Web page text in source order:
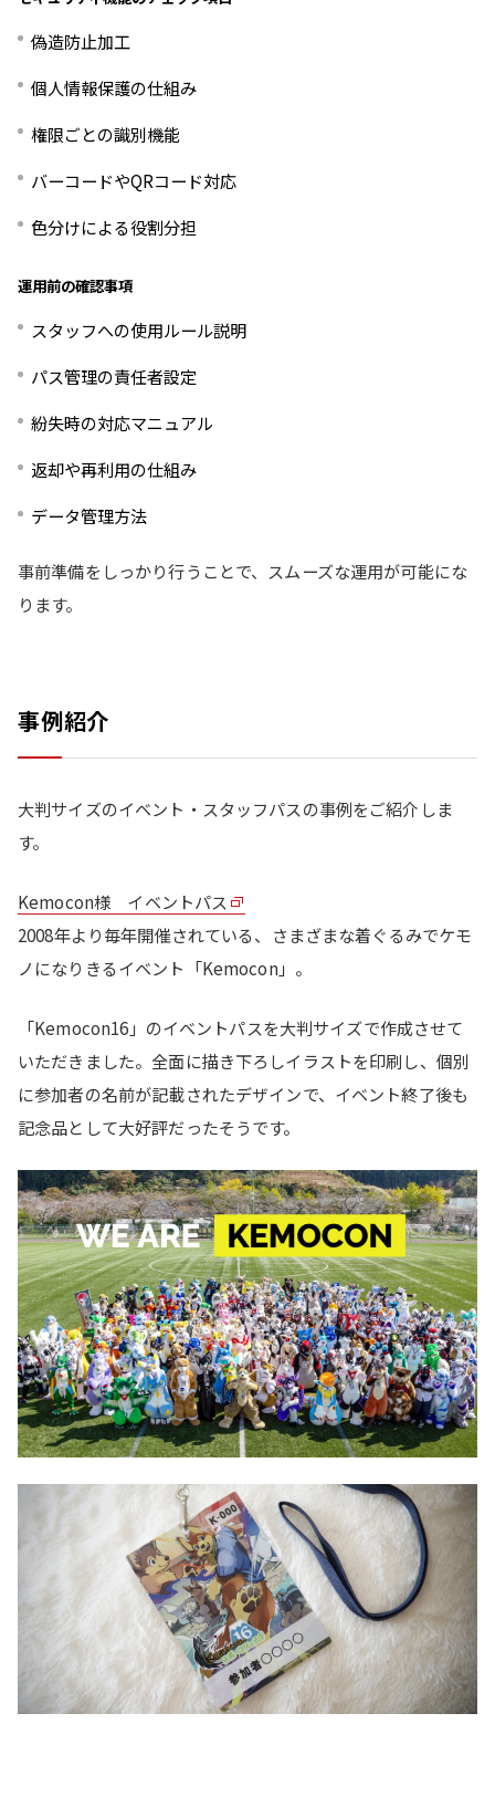
偽造防止加工
個人情報保護の仕組み
権限ごとの識別機能
バーコードやQRコード対応
色分けによる役割分担
運用前の確認事項
スタッフへの使用ルール説明
パス管理の責任者設定
紛失時の対応マニュアル
返却や再利用の仕組み
データ管理方法
事前準備をしっかり行うことで、スムーズな運用が可能にな
ります。
事例紹介
大判サイズのイベント・スタッフパスの事例をご紹介しま
す。
Kemocon様 イベントパス
2008年より毎年開催されている、さまざまな着ぐるみでケモ
ノになりきるイベント「Kemocon」。
「Kemocon16」のイベントパスを大判サイズで作成させて
いただきました。全面に描き下ろしイラストを印刷し、個別
に参加者の名前が記載されたデザインで、イベント終了後も
記念品として大好評だったそうです。